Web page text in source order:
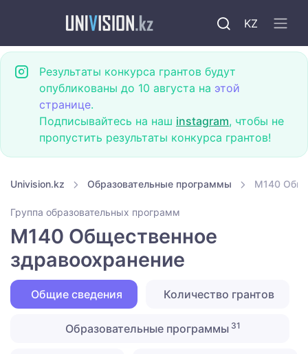
KZ
Результаты конкурса грантов будут
опубликованы до 10 августа на этой
странице.
Подписывайтесь на наш instagram, чтобы не
пропустить результаты конкурса грантов!
Univision.kz Образовательные программы M140
Группа образовательных программ
M140 Общественное
здравоохранение
Общие сведения Количество грантов
Образовательные программы31